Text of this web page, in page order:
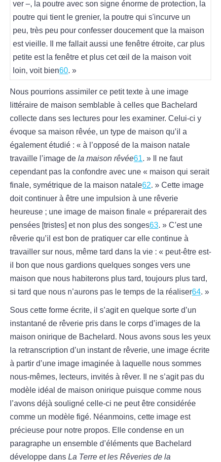
ver –, la poutre avec son signe énorme de protection, la
poutre qui tient le grenier, la poutre qui s'incurve un
peu, très peu pour confesser doucement que la maison
est vieille. Il me fallait aussi une fenêtre étroite, car plus
petite est la fenêtre et plus cet œil de la maison voit
loin, voit bien60. »
Nous pourrions assimiler ce petit texte à une image
littéraire de maison semblable à celles que Bachelard
collecte dans ses lectures pour les examiner. Celui-ci y
évoque sa maison rêvée, un type de maison qu’il a
également étudié : « à l’opposé de la maison natale
travaille l’image de la maison rêvée61. » Il ne faut
cependant pas la confondre avec une « maison qui serait
finale, symétrique de la maison natale62. » Cette image
doit continuer à être une impulsion à une rêverie
heureuse ; une image de maison finale « préparerait des
pensées [tristes] et non plus des songes63. » C’est une
rêverie qu’il est bon de pratiquer car elle continue à
travailler sur nous, même tard dans la vie : « peut-être est-
il bon que nous gardions quelques songes vers une
maison que nous habiterons plus tard, toujours plus tard,
si tard que nous n’aurons pas le temps de la réaliser64. »
Sous cette forme écrite, il s’agit en quelque sorte d’un
instantané de rêverie pris dans le corps d’images de la
maison onirique de Bachelard. Nous avons sous les yeux
la retranscription d’un instant de rêverie, une image écrite
à partir d’une image imaginée à laquelle nous sommes
nous-mêmes, lecteurs, invités à rêver. Il ne s’agit pas du
modèle idéal de maison onirique puisque comme nous
l’avons déjà souligné celle-ci ne peut être considérée
comme un modèle figé. Néanmoins, cette image est
précieuse pour notre propos. Elle condense en un
paragraphe un ensemble d’éléments que Bachelard
développe dans La Terre et les Rêveries de la